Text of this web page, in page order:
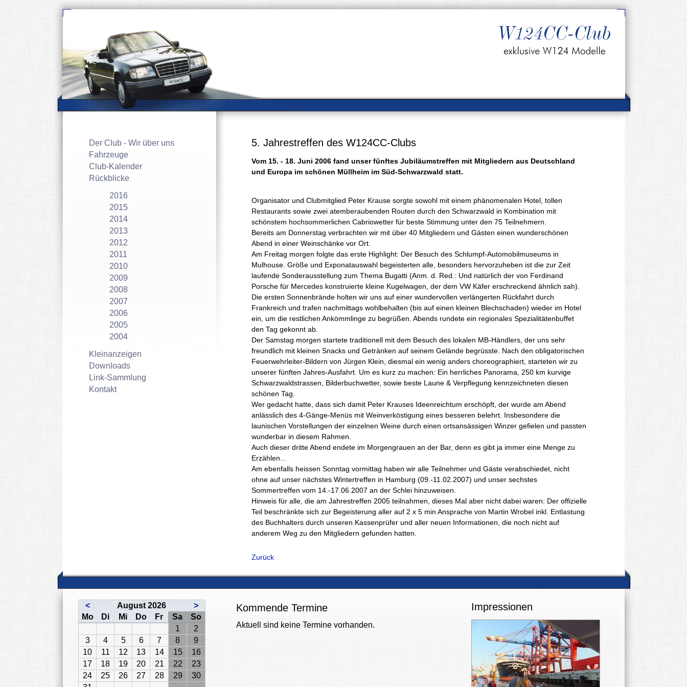
5. Jahrestreffen des W124CC-Clubs
Vom 15. - 18. Juni 2006 fand unser fünftes Jubiläumstreffen mit Mitgliedern aus Deutschland
und Europa im schönen Müllheim im Süd-Schwarzwald statt.
Organisator und Clubmitglied Peter Krause sorgte sowohl mit einem phänomenalen Hotel, tollen
Restaurants sowie zwei atemberaubenden Routen durch den Schwarzwald in Kombination mit
schönstem hochsommerlichen Cabriowetter für beste Stimmung unter den 75 Teilnehmern.
Bereits am Donnerstag verbrachten wir mit über 40 Mitgliedern und Gästen einen wunderschönen
Abend in einer Weinschänke vor Ort.
Am Freitag morgen folgte das erste Highlight: Der Besuch des Schlumpf-Automobilmuseums in
Mulhouse. Größe und Exponatauswahl begeisterten alle, besonders hervorzuheben ist die zur Zeit
laufende Sonderausstellung zum Thema Bugatti (Anm. d. Red.: Und natürlich der von Ferdinand
Porsche für Mercedes konstruierte kleine Kugelwagen, der dem VW Käfer erschreckend ähnlich sah).
Die ersten Sonnenbrände holten wir uns auf einer wundervollen verlängerten Rückfahrt durch
Frankreich und trafen nachmittags wohlbehalten (bis auf einen kleinen Blechschaden) wieder im Hotel
ein, um die restlichen Ankömmlinge zu begrüßen. Abends rundete ein regionales Spezialitätenbuffet
den Tag gekonnt ab.
Der Samstag morgen startete traditionell mit dem Besuch des lokalen MB-Händlers, der uns sehr
freundlich mit kleinen Snacks und Getränken auf seinem Gelände begrüsste. Nach den obligatorischen
Feuerwehrleiter-Bildern von Jürgen Klein, diesmal ein wenig anders choreographiert, starteten wir zu
unserer fünften Jahres-Ausfahrt. Um es kurz zu machen: Ein herrliches Panorama, 250 km kurvige
Schwarzwaldstrassen, Bilderbuchwetter, sowie beste Laune & Verpflegung kennzeichneten diesen
schönen Tag.
Wer gedacht hatte, dass sich damit Peter Krauses Ideenreichtum erschöpft, der wurde am Abend
anlässlich des 4-Gänge-Menüs mit Weinverköstigung eines besseren belehrt. Insbesondere die
launischen Vorstellungen der einzelnen Weine durch einen ortsansässigen Winzer gefielen und passten
wunderbar in diesem Rahmen.
Auch dieser dritte Abend endete im Morgengrauen an der Bar, denn es gibt ja immer eine Menge zu
Erzählen...
Am ebenfalls heissen Sonntag vormittag haben wir alle Teilnehmer und Gäste verabschiedet, nicht
ohne auf unser nächstes Wintertreffen in Hamburg (09.-11.02.2007) und unser sechstes
Sommertreffen vom 14.-17.06.2007 an der Schlei hinzuweisen.
Hinweis für alle, die am Jahrestreffen 2005 teilnahmen, dieses Mal aber nicht dabei waren: Der offizielle
Teil beschränkte sich zur Begeisterung aller auf 2 x 5 min Ansprache von Martin Wrobel inkl. Entlastung
des Buchhalters durch unseren Kassenprüfer und aller neuen Informationen, die noch nicht auf
anderem Weg zu den Mitgliedern gefunden hatten.
Zurück
überspringen
Der Club - Wir über uns
Fahrzeuge
Club-Kalender
Rückblicke
2016
2015
2014
2013
2012
2011
2010
2009
2008
2007
2006
2005
2004
Kleinanzeigen
Downloads
Link-Sammlung
Kontakt
< August 2026
>
Montag
Dienstag
Mittwoch
Donnerstag
Freitag
Sa mstag
Sonntag
1
2
3
4 5 6 7 8
9
10
11 12 13 14 15
16
17
18 19 20 21 22
23
24
25 26 27 28 29
30
Kommende Termine
Aktuell sind keine Termine vorhanden.
Impressionen